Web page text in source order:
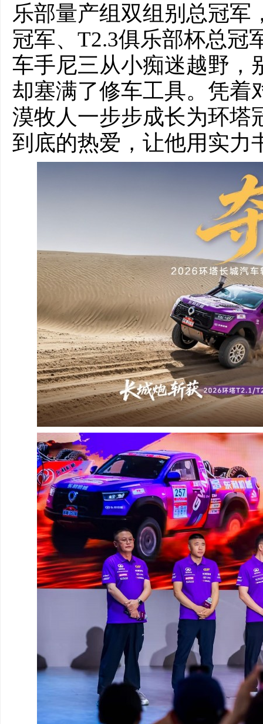
乐部量产组双组别总冠军
冠军、T2.3俱乐部杯总冠
车手尼三从小痴迷越野，
却塞满了修车工具。凭着
漠牧人一步步成长为环塔
到底的热爱，让他用实力